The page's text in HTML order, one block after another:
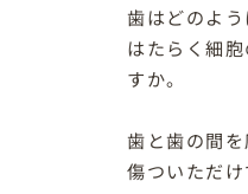
歯はどのよ
はたらく細
すか。
歯と歯の間
傷ついただけ